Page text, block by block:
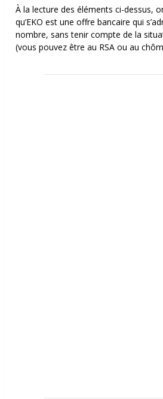
À la lecture des éléments ci-dessus,
qu’EKO est une offre bancaire qui
nombre, sans tenir compte de la
(vous pouvez être au RSA ou au